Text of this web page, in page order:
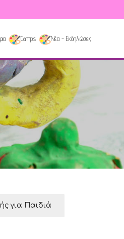
Camps Νέα - Εκδηλώσεις
για Παιδιά